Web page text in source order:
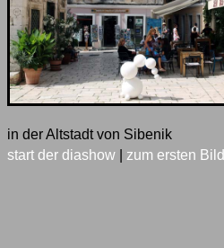
in der Altstadt von Sibenik
start der diashow
zum ersten Bild